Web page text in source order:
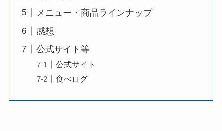
メニュー・商品ラインナップ
感想
公式サイト等
公式サイト
食べログ